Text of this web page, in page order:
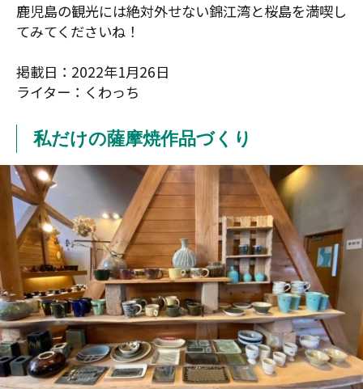
鹿児島の観光には絶対外せない錦江湾と桜島を満喫し
てみてくださいね！
掲載日：2022年1月26日
ライター：くわっち
私だけの薩摩焼作品づくり